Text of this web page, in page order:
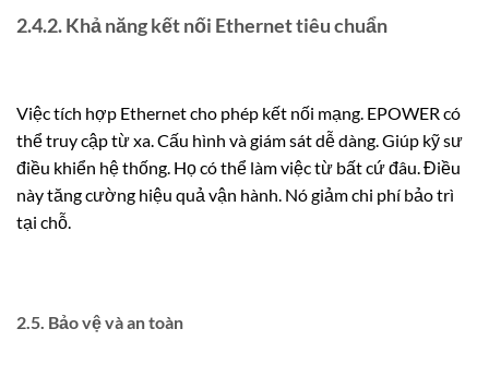
2.4.2. Khả năng kết nối Ethernet tiêu chuẩn
Việc tích hợp Ethernet cho phép kết nối mạng. EPOWER có
thể truy cập từ xa. Cấu hình và giám sát dễ dàng. Giúp kỹ sư
điều khiển hệ thống. Họ có thể làm việc từ bất cứ đâu. Điều
này tăng cường hiệu quả vận hành. Nó giảm chi phí bảo trì
tại chỗ.
2.5. Bảo vệ và an toàn